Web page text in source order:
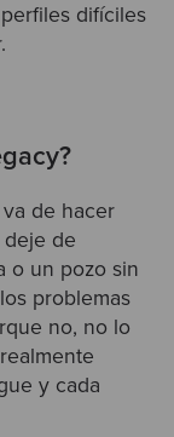
difíciles
de hacer
deje de
o un pozo sin
problemas
no, no lo
y cada